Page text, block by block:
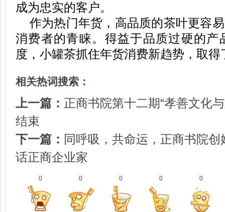
成为忠实的客户。
作为热门年货 ，高品质的茶叶更容
消费者的青睐。 得益于品质过硬的产
度， 小罐茶抓住年货消费新趋势， 取得
相关热词搜索：
上一篇： 正商书院第十二期“孝善文化
结束
下一篇： 同呼吸，共命运，正商书院
话正商企业家
0 0 0 0 0